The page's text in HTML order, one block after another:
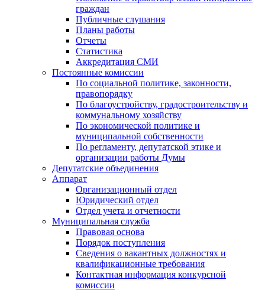
граждан
Публичные слушания
Планы работы
Отчеты
Статистика
Аккредитация СМИ
Постоянные комиссии
По социальной политике, законности,
правопорядку
По благоустройству, градостроительству и
коммунальному хозяйству
По экономической политике и
муниципальной собственности
По регламенту, депутатской этике и
организации работы Думы
Депутатские объединения
Аппарат
Организационный отдел
Юридический отдел
Отдел учета и отчетности
Муниципальная служба
Правовая основа
Порядок поступления
Сведения о вакантных должностях и
квалификационные требования
Контактная информация конкурсной
комиссии